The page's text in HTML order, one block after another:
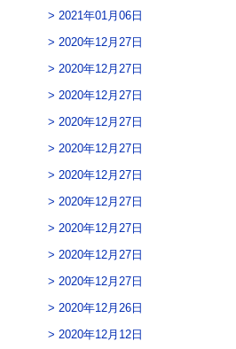
2021年01月06日
2020年12月27日
2020年12月27日
2020年12月27日
2020年12月27日
2020年12月27日
2020年12月27日
2020年12月27日
2020年12月27日
2020年12月27日
2020年12月27日
2020年12月26日
2020年12月12日